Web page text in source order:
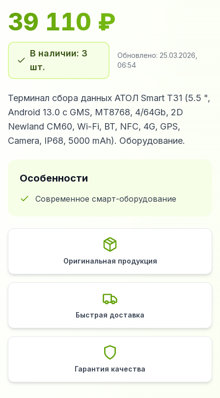
39 110 ₽
В наличии: 3
шт.
Обновлено: 25.03.2026,
06:54
Терминал сбора данных АТОЛ Smart T31 (5.5 ",
Android 13.0 с GMS, MT8768, 4/64Gb, 2D
Newland CM60, Wi-Fi, BT, NFC, 4G, GPS,
Camera, IP68, 5000 mAh). Оборудование.
Особенности
Современное смарт-оборудование
Оригинальная продукция
Быстрая доставка
Гарантия качества